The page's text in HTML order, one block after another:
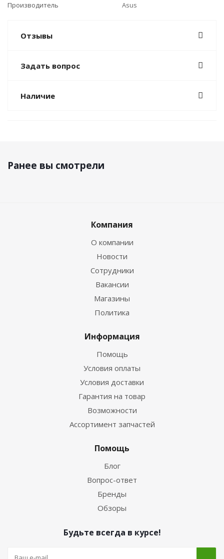
Производитель
Asus
Отзывы
Задать вопрос
Наличие
Ранее вы смотрели
Компания
О компании
Новости
Сотрудники
Вакансии
Магазины
Политика
Информация
Помощь
Условия оплаты
Условия доставки
Гарантия на товар
Возможности
Ассортимент запчастей
Помощь
Блог
Вопрос-ответ
Бренды
Обзоры
Будьте всегда в курсе!